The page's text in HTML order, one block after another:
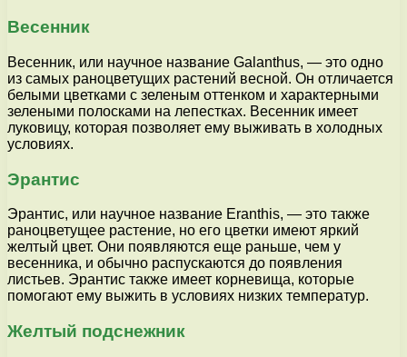
Весенник
Весенник, или научное название Galanthus, — это одно
из самых раноцветущих растений весной. Он отличается
белыми цветками с зеленым оттенком и характерными
зелеными полосками на лепестках. Весенник имеет
луковицу, которая позволяет ему выживать в холодных
условиях.
Эрантис
Эрантис, или научное название Eranthis, — это также
раноцветущее растение, но его цветки имеют яркий
желтый цвет. Они появляются еще раньше, чем у
весенника, и обычно распускаются до появления
листьев. Эрантис также имеет корневища, которые
помогают ему выжить в условиях низких температур.
Желтый подснежник